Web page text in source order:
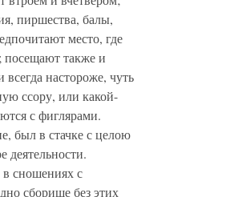
пиршества, балы,
место, где
посещают также и
настороже, чуть
ссору, или какой-
с фиглярами.
был в стачке с целою
деятельности.
сношениях с
сборище без этих